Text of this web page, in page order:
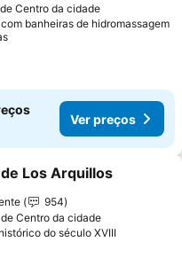
Centro da cidade
banheiras de hidromassagem
Ver preços
aos favoritos
de Los Arquillos
954
Centro da cidade
do século XVIII